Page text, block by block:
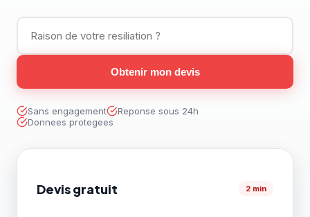
Obtenir mon devis
Sans engagement
Reponse sous 24h
Donnees protegees
Devis gratuit 2 min